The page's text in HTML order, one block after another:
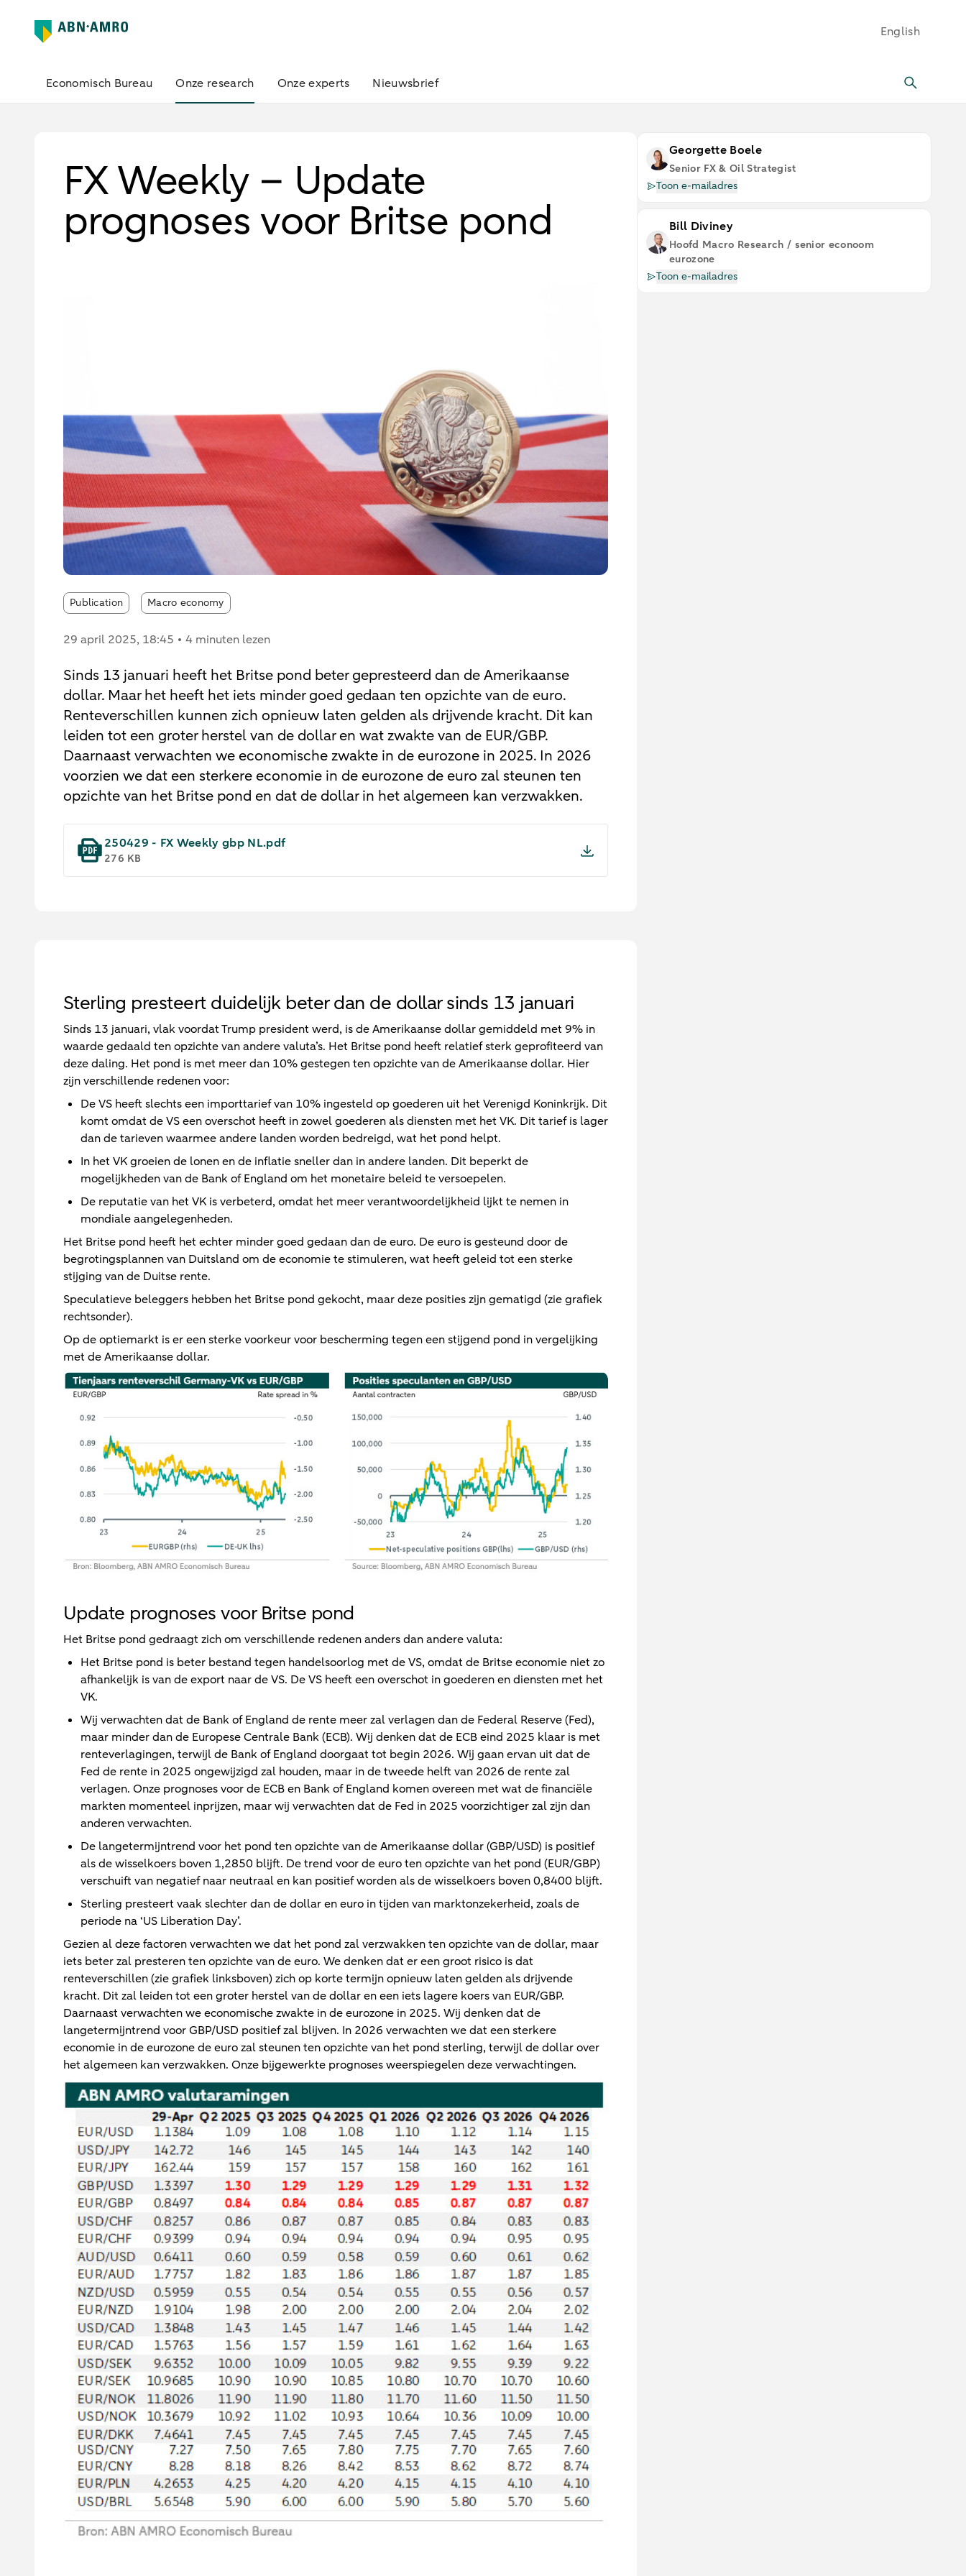
English
Economisch Bureau Onze research Onze experts Nieuwsbrief
FX Weekly – Update
prognoses voor Britse pond
Publication Macro economy
29 april 2025, 18:45 4 minuten lezen
Sinds 13 januari heeft het Britse pond beter gepresteerd dan de Amerikaanse
dollar. Maar het heeft het iets minder goed gedaan ten opzichte van de euro.
Renteverschillen kunnen zich opnieuw laten gelden als drijvende kracht. Dit kan
leiden tot een groter herstel van de dollar en wat zwakte van de EUR/GBP.
Daarnaast verwachten we economische zwakte in de eurozone in 2025. In 2026
voorzien we dat een sterkere economie in de eurozone de euro zal steunen ten
opzichte van het Britse pond en dat de dollar in het algemeen kan verzwakken.
250429 - FX Weekly gbp NL.pdf
276 KB
Sterling presteert duidelijk beter dan de dollar sinds 13 januari
Sinds 13 januari, vlak voordat Trump president werd, is de Amerikaanse dollar gemiddeld met 9% in
waarde gedaald ten opzichte van andere valuta’s. Het Britse pond heeft relatief sterk geprofiteerd van
deze daling. Het pond is met meer dan 10% gestegen ten opzichte van de Amerikaanse dollar. Hier
zijn verschillende redenen voor:
De VS heeft slechts een importtarief van 10% ingesteld op goederen uit het Verenigd Koninkrijk. Dit
komt omdat de VS een overschot heeft in zowel goederen als diensten met het VK. Dit tarief is lager
dan de tarieven waarmee andere landen worden bedreigd, wat het pond helpt.
In het VK groeien de lonen en de inflatie sneller dan in andere landen. Dit beperkt de
mogelijkheden van de Bank of England om het monetaire beleid te versoepelen.
De reputatie van het VK is verbeterd, omdat het meer verantwoordelijkheid lijkt te nemen in
mondiale aangelegenheden.
Het Britse pond heeft het echter minder goed gedaan dan de euro. De euro is gesteund door de
begrotingsplannen van Duitsland om de economie te stimuleren, wat heeft geleid tot een sterke
stijging van de Duitse rente.
Speculatieve beleggers hebben het Britse pond gekocht, maar deze posities zijn gematigd (zie grafiek
rechtsonder).
Op de optiemarkt is er een sterke voorkeur voor bescherming tegen een stijgend pond in vergelijking
met de Amerikaanse dollar.
Update prognoses voor Britse pond
Het Britse pond gedraagt zich om verschillende redenen anders dan andere valuta:
Het Britse pond is beter bestand tegen handelsoorlog met de VS, omdat de Britse economie niet zo
afhankelijk is van de export naar de VS. De VS heeft een overschot in goederen en diensten met het
VK.
Wij verwachten dat de Bank of England de rente meer zal verlagen dan de Federal Reserve (Fed),
maar minder dan de Europese Centrale Bank (ECB). Wij denken dat de ECB eind 2025 klaar is met
renteverlagingen, terwijl de Bank of England doorgaat tot begin 2026. Wij gaan ervan uit dat de
Fed de rente in 2025 ongewijzigd zal houden, maar in de tweede helft van 2026 de rente zal
verlagen. Onze prognoses voor de ECB en Bank of England komen overeen met wat de financiële
markten momenteel inprijzen, maar wij verwachten dat de Fed in 2025 voorzichtiger zal zijn dan
anderen verwachten.
De langetermijntrend voor het pond ten opzichte van de Amerikaanse dollar (GBP/USD) is positief
als de wisselkoers boven 1,2850 blijft. De trend voor de euro ten opzichte van het pond (EUR/GBP)
verschuift van negatief naar neutraal en kan positief worden als de wisselkoers boven 0,8400 blijft.
Sterling presteert vaak slechter dan de dollar en euro in tijden van marktonzekerheid, zoals de
periode na ‘US Liberation Day’.
Gezien al deze factoren verwachten we dat het pond zal verzwakken ten opzichte van de dollar, maar
iets beter zal presteren ten opzichte van de euro. We denken dat er een groot risico is dat
renteverschillen (zie grafiek linksboven) zich op korte termijn opnieuw laten gelden als drijvende
kracht. Dit zal leiden tot een groter herstel van de dollar en een iets lagere koers van EUR/GBP.
Daarnaast verwachten we economische zwakte in de eurozone in 2025. Wij denken dat de
langetermijntrend voor GBP/USD positief zal blijven. In 2026 verwachten we dat een sterkere
economie in de eurozone de euro zal steunen ten opzichte van het pond sterling, terwijl de dollar over
het algemeen kan verzwakken. Onze bijgewerkte prognoses weerspiegelen deze verwachtingen.
Georgette Boele
Senior FX & Oil Strategist
Toon e-mailadres
Bill Diviney
Hoofd Macro Research / senior econoom
eurozone
Toon e-mailadres